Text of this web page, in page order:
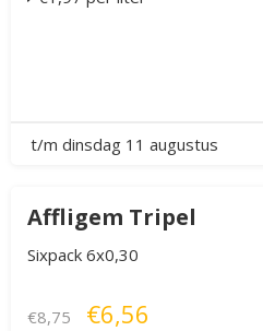
t/m dinsdag 11 augustus
Affligem Tripel
Sixpack 6x0,30
€8,75 €6,56